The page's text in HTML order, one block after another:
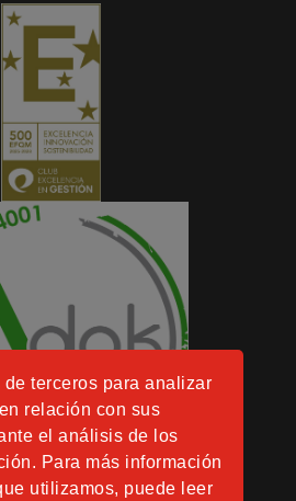
terceros para analizar
relación con sus
el análisis de los
Para más información
utilizamos, puede leer